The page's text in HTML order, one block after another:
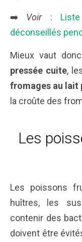
➡️ Voir:
déconseillés
Mieux vaut
pressée cuite,
fromages au lait
la croûte des
Les
Les poissons
huîtres, les
contenir des
doivent être